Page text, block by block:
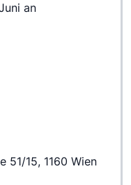
an
51/15, 1160 Wien